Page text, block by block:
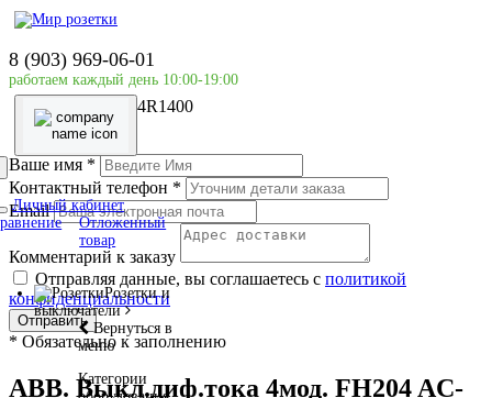
8 (903) 969-06-01
работаем каждый день 10:00-19:00
Личный кабинет
Отложенный
товар
Розетки и
выключатели
Вернуться в
меню
Категории
Главная страница
ABB
ABB. Выкл.диф.тока 4мод. FH204 AC-40/0,03
2CSF204004R1400
Ваше имя *
Контактный телефон *
Email
Комментарий к заказу
Отправляя данные, вы соглашаетесь с политикой
конфиденциальности
Отправить
* Обязательно к заполнению
ABB. Выкл.диф.тока 4мод. FH204 AC-